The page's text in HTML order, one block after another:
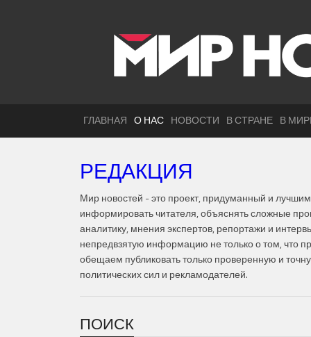
ГЛАВНАЯ О НАС НОВОСТИ В СТРАНЕ В
РЕДАКЦИЯ
Мир новостей - это проект, придуманный и
информировать читателя, объяснять сложные
аналитику, мнения экспертов, репортажи и
непредвзятую информацию не только о том, что
обещаем публиковать только проверенную и
политических сил и рекламодателей.
ПОИСК